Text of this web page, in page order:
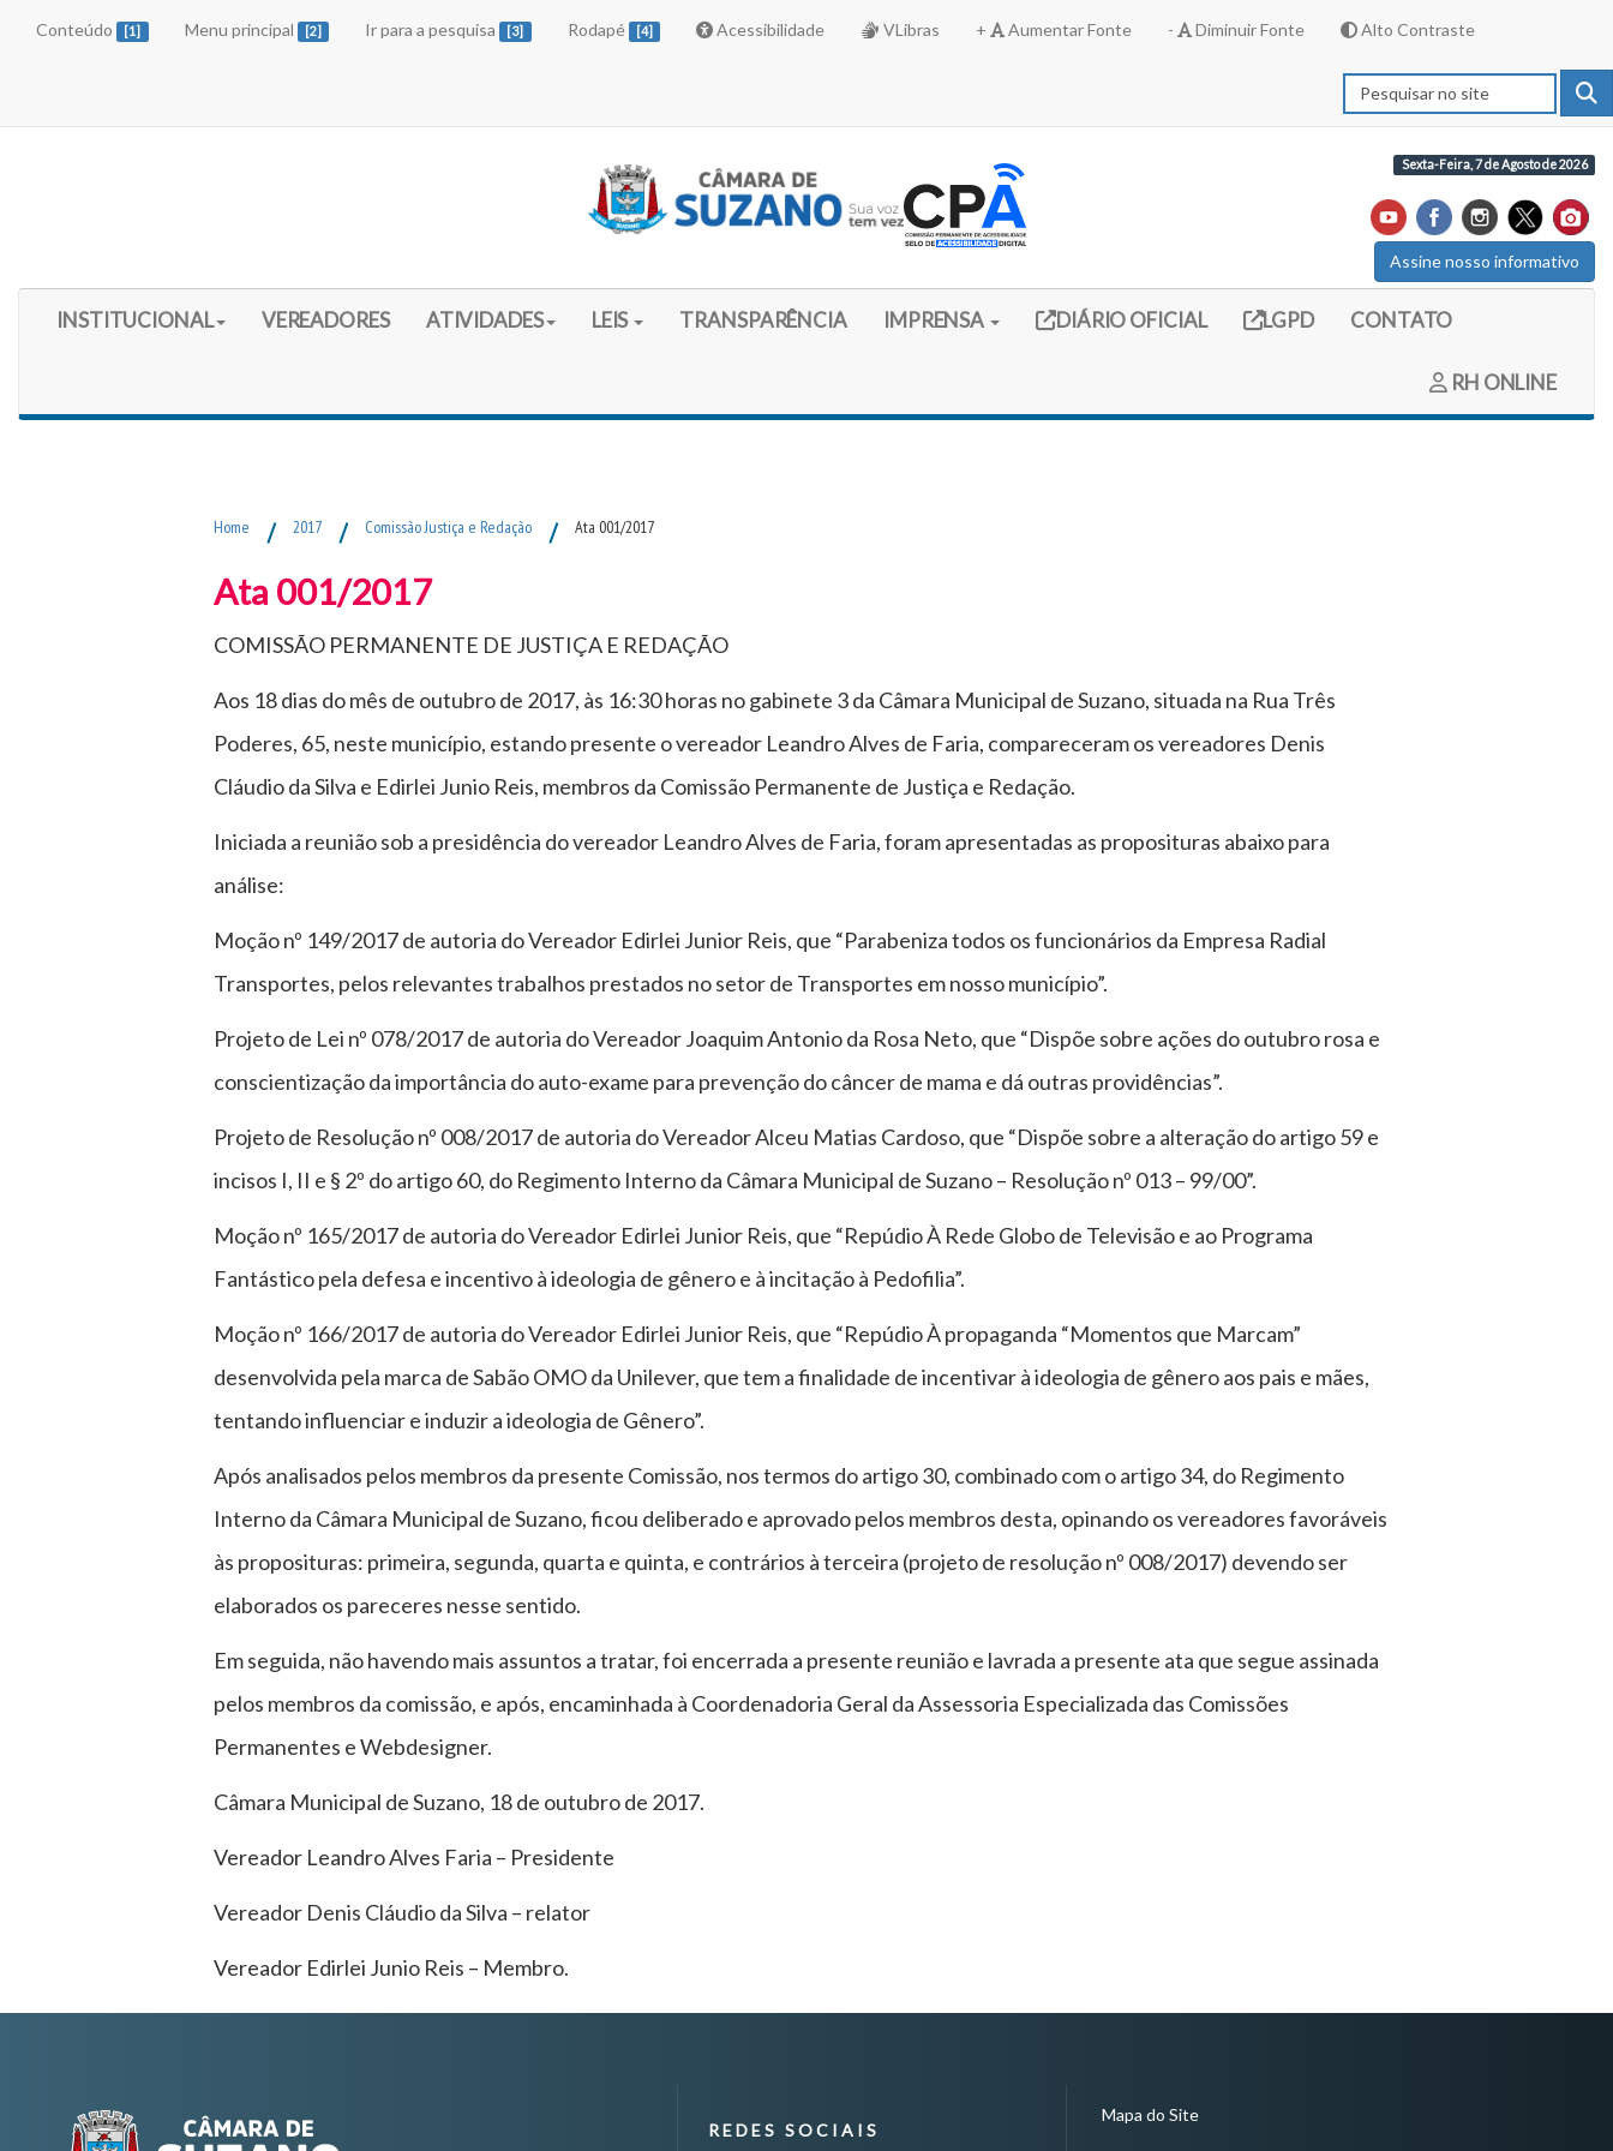
Conteúdo [1] Menu principal [2] Ir para a pesquisa [3] Rodapé [4] Acessibilidade VLibras + Aumentar Fonte - Diminuir Fonte Alto Contraste
Sexta-Feira, 7 de Agosto de 2026
Assine nosso informativo
Início do Menu Principal
INSTITUCIONAL VEREADORES ATIVIDADES LEIS TRANSPARÊNCIA IMPRENSA Link externo (site do diario oficial do legislativo)
DIÁRIO OFICIAL Link externo (site com informações LGPD)
LGPD CONTATO
RH ONLINE
Home / 2017 / Comissão Justiça e Redação / Ata 001/2017
Ata 001/2017
COMISSÃO PERMANENTE DE JUSTIÇA E REDAÇÃO
Aos 18 dias do mês de outubro de 2017, às 16:30 horas no gabinete 3 da Câmara Municipal de Suzano, situada na Rua Três
Poderes, 65, neste município, estando presente o vereador Leandro Alves de Faria, compareceram os vereadores Denis
Cláudio da Silva e Edirlei Junio Reis, membros da Comissão Permanente de Justiça e Redação.
Iniciada a reunião sob a presidência do vereador Leandro Alves de Faria, foram apresentadas as proposituras abaixo para
análise:
Moção nº 149/2017 de autoria do Vereador Edirlei Junior Reis, que “Parabeniza todos os funcionários da Empresa Radial
Transportes, pelos relevantes trabalhos prestados no setor de Transportes em nosso município”.
Projeto de Lei nº 078/2017 de autoria do Vereador Joaquim Antonio da Rosa Neto, que “Dispõe sobre ações do outubro rosa e
conscientização da importância do auto-exame para prevenção do câncer de mama e dá outras providências”.
Projeto de Resolução nº 008/2017 de autoria do Vereador Alceu Matias Cardoso, que “Dispõe sobre a alteração do artigo 59 e
incisos I, II e § 2º do artigo 60, do Regimento Interno da Câmara Municipal de Suzano – Resolução nº 013 – 99/00”.
Moção nº 165/2017 de autoria do Vereador Edirlei Junior Reis, que “Repúdio À Rede Globo de Televisão e ao Programa
Fantástico pela defesa e incentivo à ideologia de gênero e à incitação à Pedofilia”.
Moção nº 166/2017 de autoria do Vereador Edirlei Junior Reis, que “Repúdio À propaganda “Momentos que Marcam”
desenvolvida pela marca de Sabão OMO da Unilever, que tem a finalidade de incentivar à ideologia de gênero aos pais e mães,
tentando influenciar e induzir a ideologia de Gênero”.
Após analisados pelos membros da presente Comissão, nos termos do artigo 30, combinado com o artigo 34, do Regimento
Interno da Câmara Municipal de Suzano, ficou deliberado e aprovado pelos membros desta, opinando os vereadores favoráveis
às proposituras: primeira, segunda, quarta e quinta, e contrários à terceira (projeto de resolução nº 008/2017) devendo ser
elaborados os pareceres nesse sentido.
Em seguida, não havendo mais assuntos a tratar, foi encerrada a presente reunião e lavrada a presente ata que segue assinada
pelos membros da comissão, e após, encaminhada à Coordenadoria Geral da Assessoria Especializada das Comissões
Permanentes e Webdesigner.
Câmara Municipal de Suzano, 18 de outubro de 2017.
Vereador Leandro Alves Faria – Presidente
Vereador Denis Cláudio da Silva – relator
Vereador Edirlei Junio Reis – Membro.
REDES SOCIAIS
Mapa do Site